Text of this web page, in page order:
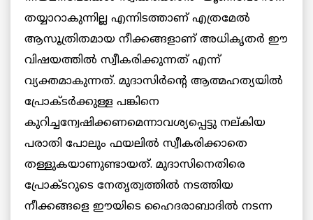
തയ്യാറാകുന്നില്ല എന്നിടത്താണ് എത്രമേല്‍
ആസൂത്രിതമായ നീക്കങ്ങളാണ് അധികൃതര്‍ ഈ
വിഷയത്തില്‍ സ്വീകരിക്കുന്നത് എന്ന്
വ്യക്തമാകുന്നത്. മുദാസിര്‍ന്റെ ആത്മഹത്യയില്‍
പ്രോക്ടര്‍ക്കുള്ള പങ്കിനെ
കുറിച്ചന്വേഷിക്കണമെന്നാവശ്യപ്പെട്ടു നല്കിയ
പരാതി പോലും ഫയലില്‍ സ്വീകരിക്കാതെ
തള്ളുകയാണുണ്ടായത്. മുദാസിനെതിരെ
പ്രോക്ടറുടെ നേതൃത്വത്തില്‍ നടത്തിയ
നീക്കങ്ങളെ ഈയിടെ ഹൈദരാബാദില്‍ നടന്ന